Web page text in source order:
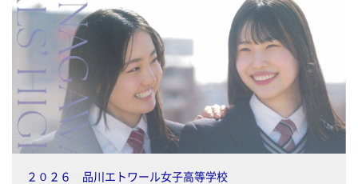
２０２６ 品川エトワール女子高等学校